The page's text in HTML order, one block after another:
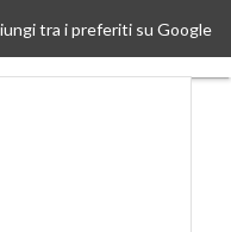
tra i preferiti su Google